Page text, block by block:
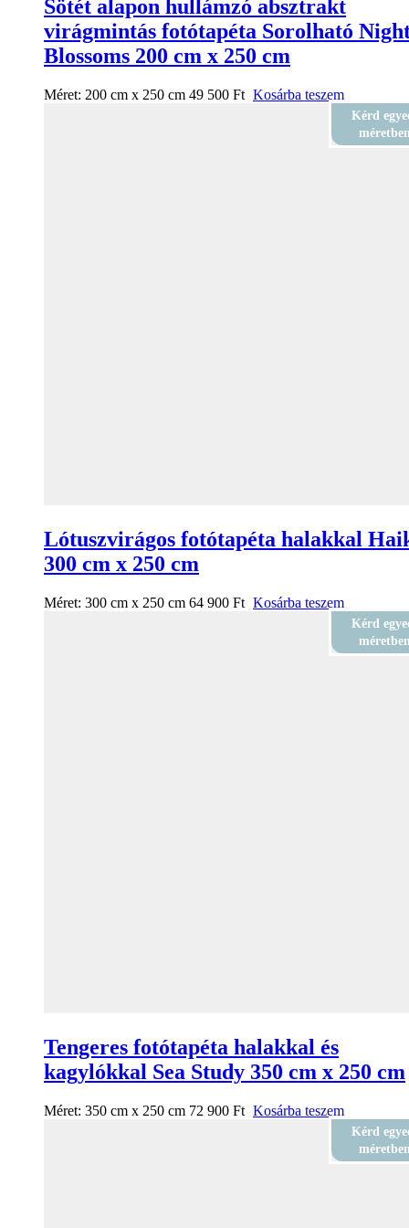
Sötét alapon hullámzó absztrakt
virágmintás fotótapéta Sorolható
Blossoms 200 cm x 250 cm
Méret: 200 cm x 250 cm 49 500 Ft Kosárba teszem
Kérd
Lótuszvirágos fotótapéta halakkal
300 cm x 250 cm
Méret: 300 cm x 250 cm 64 900 Ft Kosárba teszem
Kérd
Tengeres fotótapéta halakkal és
kagylókkal Sea Study 350 cm x 250 cm
Méret: 350 cm x 250 cm 72 900 Ft Kosárba teszem
Kérd